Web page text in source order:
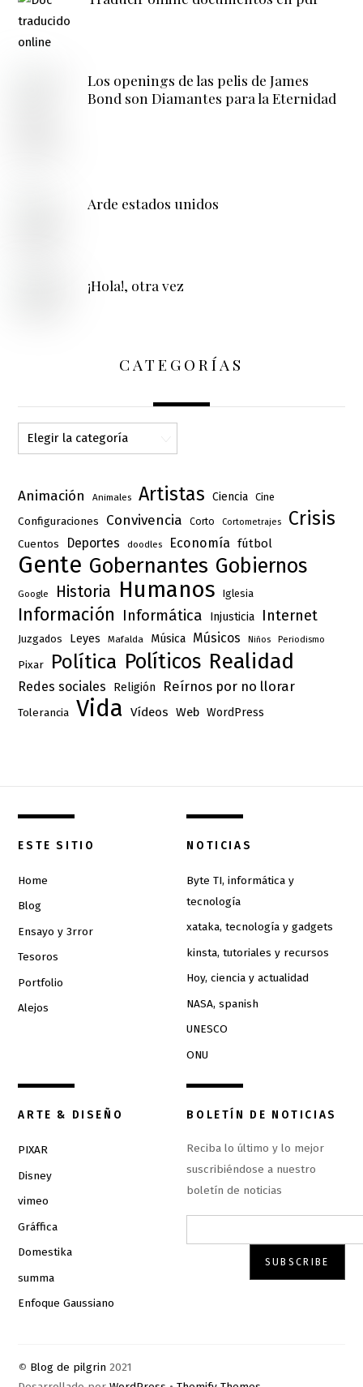
Los openings de las pelis de James
Bond son Diamantes para la Eternidad
Arde estados unidos
¡Hola!, otra vez
CATEGORÍAS
Categorías
Animación Animales Artistas Ciencia Cine
Configuraciones Convivencia Corto Cortometrajes Crisis
Cuentos Deportes doodles Economía fútbol
Gente Gobernantes Gobiernos
Google Historia Humanos Iglesia
Información Informática Injusticia Internet
Juzgados Leyes Mafalda Música Músicos Niños Periodismo
Pixar Política Políticos Realidad
Redes sociales Religión Reírnos por no llorar
Tolerancia Vida Vídeos Web WordPress
ESTE SITIO
Home
Blog
Ensayo y 3rror
Tesoros
Portfolio
Alejos
NOTICIAS
Byte TI, informática y
tecnología
xataka, tecnología y gadgets
kinsta, tutoriales y recursos
Hoy, ciencia y actualidad
NASA, spanish
UNESCO
ONU
ARTE & DISEÑO
PIXAR
Disney
vimeo
Gráffica
Domestika
summa
Enfoque Gaussiano
BOLETÍN DE NOTICIAS
Reciba lo último y lo mejor
suscribiéndose a nuestro
boletín de noticias
© Blog de pilgrin 2021